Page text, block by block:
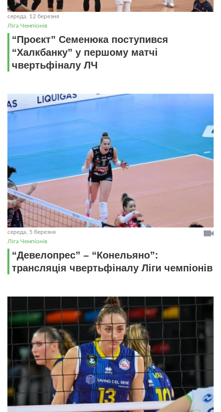
середа, 12 березня
Ліга Чемпіонів
“Проєкт” Семенюка поступився
“Халкбанку” у першому матчі
чвертьфіналу ЛЧ
середа, 5 березня
Ліга Чемпіонів
“Девелопрес” – “Конельяно”:
трансляція чвертьфіналу Ліги чемпіонів